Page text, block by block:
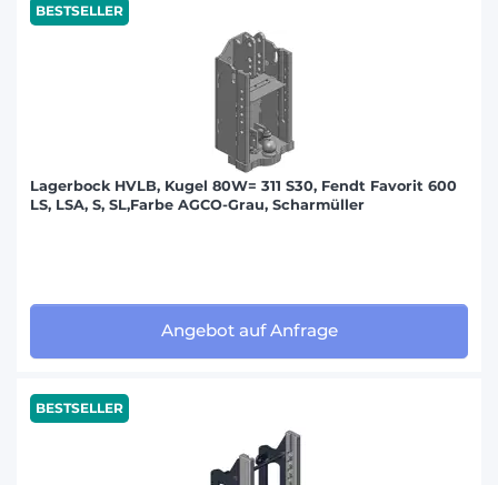
BESTSELLER
Lagerbock HVLB, Kugel 80W= 311 S30, Fendt Favorit 600
LS, LSA, S, SL,Farbe AGCO-Grau, Scharmüller
Angebot auf Anfrage
BESTSELLER